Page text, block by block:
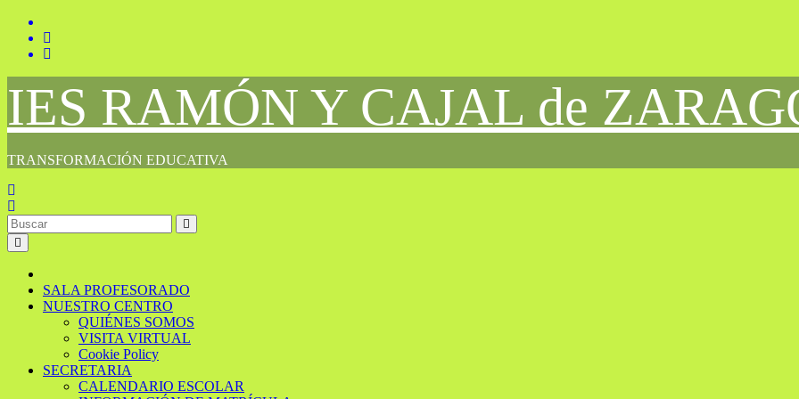
Saltar
contenido
IES RAMÓN Y CAJAL de
TRANSFORMACIÓN EDUCATIVA
SALA PROFESORADO
NUESTRO CENTRO
QUIÉNES SOMOS
VISITA VIRTUAL
Cookie Policy
SECRETARIA
CALENDARIO ESCOLAR